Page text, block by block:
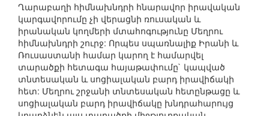
Ղարաբաղի հիմնախնդրի հնարավոր իրավական
կարգավորումը չի վերացնի ռուսական և
իրանական կողմերի մտահոգությունը Մեղրու
հիմնախնդրի շուրջ: Որպես սպառնալիք Իրանի և
Ռուսաստանի համար կարող է համարվել
տարածքի հետագա հայաթափումը` կապված
տնտեսական և սոցիալական բարդ իրավիճակի
հետ: Մեղրու շրջանի տնտեսական հետընթացը և
սոցիալական բարդ իրավիճակը խնդրահարույց